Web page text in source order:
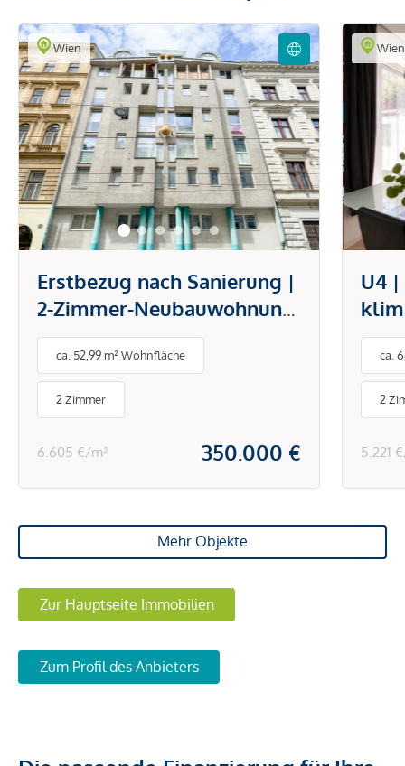
Wien
Erstbezug nach Sanierung |
2-Zimmer-Neubauwohnung
mit Garage nahe
Mariahilfer Straße
ca. 52,99 m² Wohnfläche
2 Zimmer
6.605 €/m² 350.000 €
Wien
U4
ca.
2
5.221
Mehr Objekte
Zur Hauptseite Immobilien
Zum Profil des Anbieters